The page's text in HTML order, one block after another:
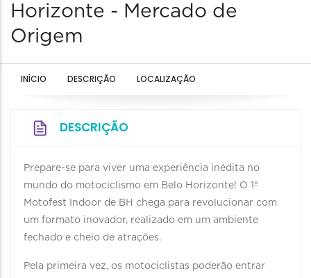
Horizonte - Mercado de
Origem
INÍCIO DESCRIÇÃO LOCALIZAÇÃO
DESCRIÇÃO
Prepare-se para viver uma experiência inédita no
mundo do motociclismo em Belo Horizonte! O 1º
Motofest Indoor de BH chega para revolucionar com
um formato inovador, realizado em um ambiente
fechado e cheio de atrações.
Pela primeira vez, os motociclistas poderão entrar